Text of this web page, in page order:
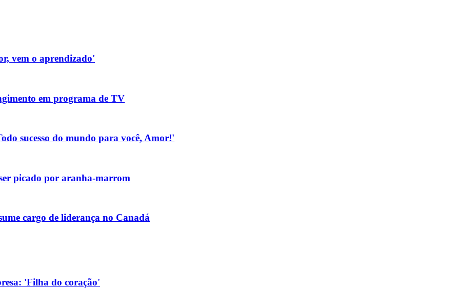
vem o aprendizado'
em programa de TV
sucesso do mundo para você, Amor!'
picado por aranha-marrom
cargo de liderança no Canadá
'Filha do coração'